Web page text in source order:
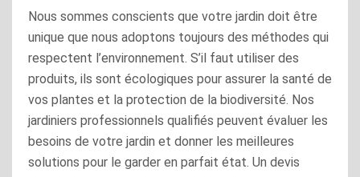
Nous sommes conscients que votre jardin doit être
unique que nous adoptons toujours des méthodes qui
respectent l’environnement. S’il faut utiliser des
produits, ils sont écologiques pour assurer la santé de
vos plantes et la protection de la biodiversité. Nos
jardiniers professionnels qualifiés peuvent évaluer les
besoins de votre jardin et donner les meilleures
solutions pour le garder en parfait état. Un devis